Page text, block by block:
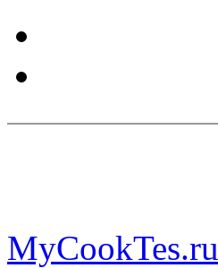
MyCookTes.ru